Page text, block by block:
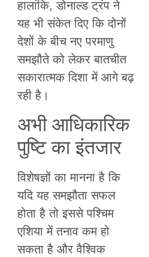
हालांकि, डोनाल्ड ट्रंप ने
यह भी संकेत दिए कि दोनों
देशों के बीच नए परमाणु
समझौते को लेकर बातचीत
सकारात्मक दिशा में आगे बढ़
रही है।
अभी आधिकारिक
पुष्टि का इंतजार
विशेषज्ञों का मानना है कि
यदि यह समझौता सफल
होता है तो इससे पश्चिम
एशिया में तनाव कम हो
सकता है और वैश्विक